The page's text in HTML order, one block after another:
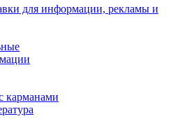
для информации, рекламы и
карманами